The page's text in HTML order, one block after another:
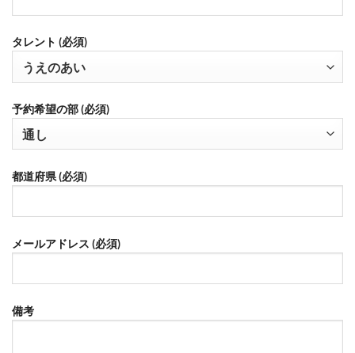
タレント (必須)
予約希望の部 (必須)
都道府県 (必須)
メールアドレス (必須)
備考